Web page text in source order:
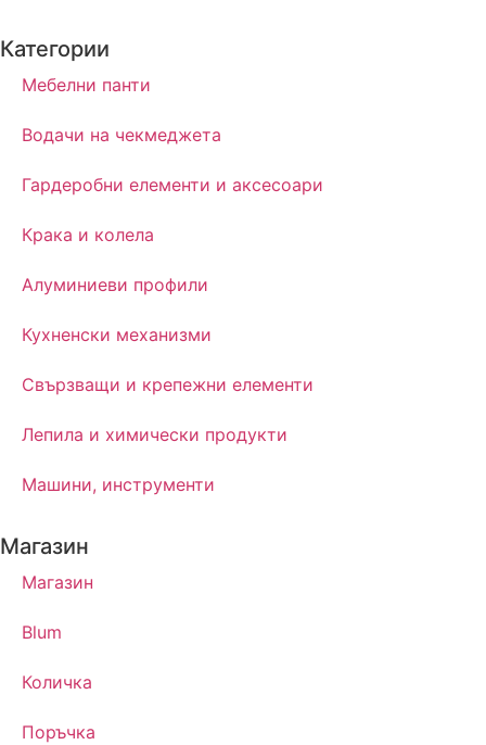
Категории
Мебелни панти
Водачи на чекмеджета
Гардеробни елементи и аксесоари
Крака и колела
Алуминиеви профили
Кухненски механизми
Свързващи и крепежни елементи
Лепила и химически продукти
Машини, инструменти
Магазин
Магазин
Blum
Количка
Поръчка